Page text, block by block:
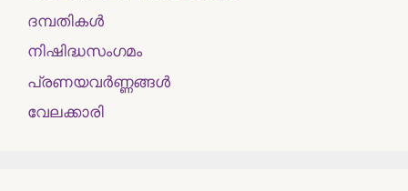
ദമ്പതികള്‍
നിഷിദ്ധസംഗമം
പ്രണയവർണ്ണങ്ങൾ
വേലക്കാരി